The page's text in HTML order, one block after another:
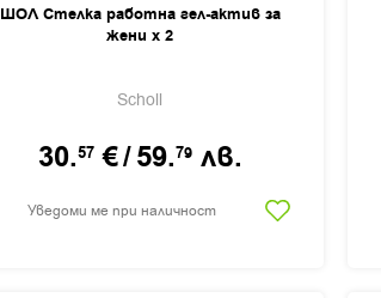
ШОЛ Стелка работна гел-актив за
жени х 2
Scholl
30.57 €/59.79 лв.
Уведоми ме при наличност